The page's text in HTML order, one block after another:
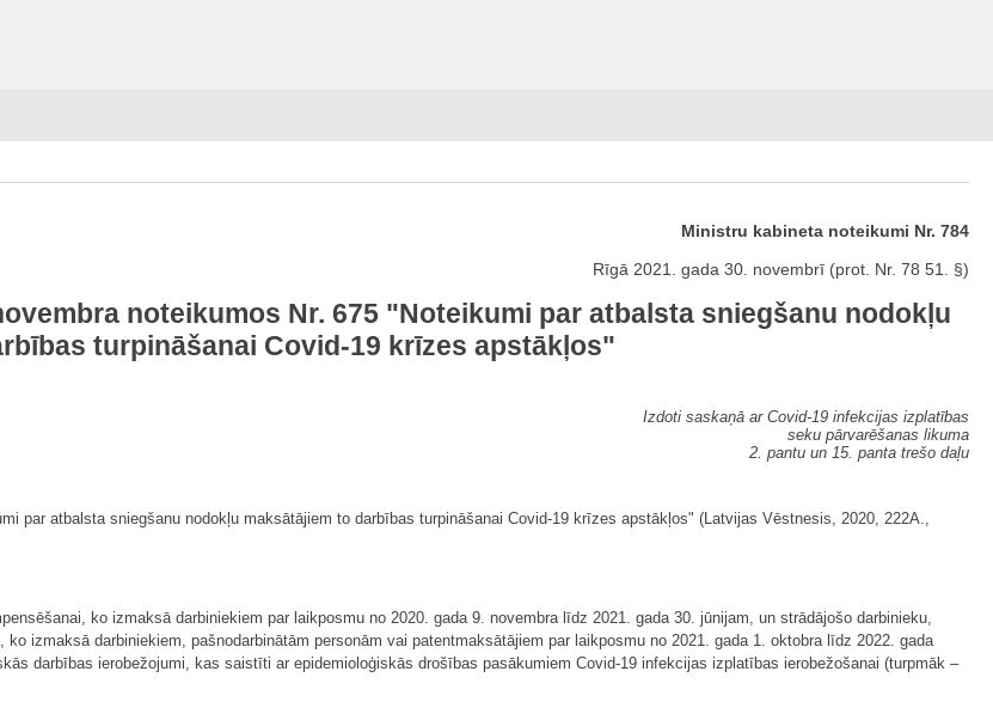
Ministru kabineta noteikumi Nr. 784
Rīgā 2021. gada 30. novembrī (prot. Nr. 78 51. §)
noteikumos Nr. 675 "Noteikumi par atbalsta sniegšanu nodokļu
turpināšanai Covid-19 krīzes apstākļos"
Izdoti saskaņā ar Covid-19 infekcijas izplatības
seku pārvarēšanas likuma
2. pantu un 15. panta trešo daļu
par atbalsta sniegšanu nodokļu maksātājiem to darbības turpināšanai Covid-19 krīzes apstākļos" (Latvijas Vēstnesis, 2020, 222A.,
ko izmaksā darbiniekiem par laikposmu no 2020. gada 9. novembra līdz 2021. gada 30. jūnijam, un strādājošo darbinieku,
izmaksā darbiniekiem, pašnodarbinātām personām vai patentmaksātājiem par laikposmu no 2021. gada 1. oktobra līdz 2022. gada
darbības ierobežojumi, kas saistīti ar epidemioloģiskās drošības pasākumiem Covid-19 infekcijas izplatības ierobežošanai (turpmāk –